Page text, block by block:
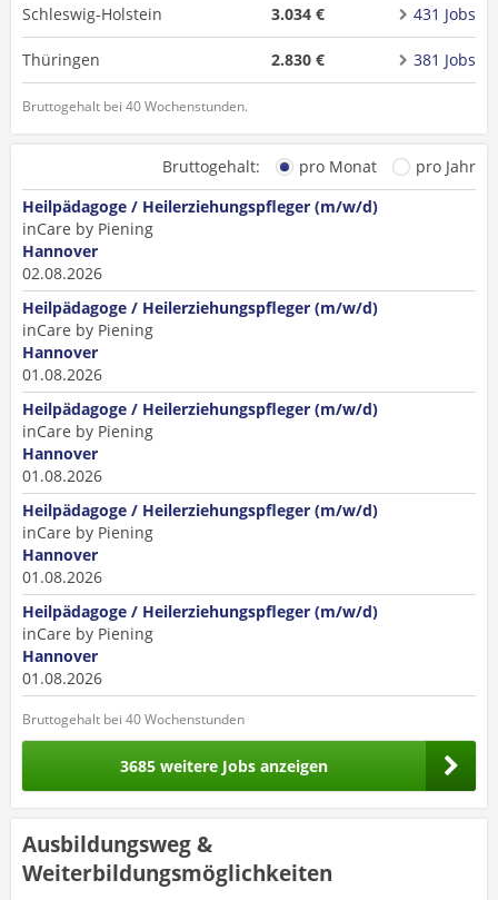
Schleswig-Holstein 3.034 € 431 Jobs
Thüringen 2.830 € 381 Jobs
Bruttogehalt bei 40 Wochenstunden.
Bruttogehalt: pro Monat
pro Jahr
Heilpädagoge / Heilerziehungspfleger (m/w/d)
inCare by Piening
Hannover
02.08.2026
Heilpädagoge / Heilerziehungspfleger (m/w/d)
inCare by Piening
Hannover
01.08.2026
Heilpädagoge / Heilerziehungspfleger (m/w/d)
inCare by Piening
Hannover
01.08.2026
Heilpädagoge / Heilerziehungspfleger (m/w/d)
inCare by Piening
Hannover
01.08.2026
Heilpädagoge / Heilerziehungspfleger (m/w/d)
inCare by Piening
Hannover
01.08.2026
Bruttogehalt bei 40 Wochenstunden
3685 weitere Jobs anzeigen
Ausbildungsweg &
Weiterbildungsmöglichkeiten